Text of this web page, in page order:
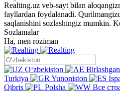
Realting.uz veb-sayt bilan
fayllardan foydalanadi.
saqlanishini sozlashingiz mumkin.
Sozlamalar
Ha, men roziman
Oʻzbekiston
Turkiya
Yunoniston
Qibris
Polsha Все